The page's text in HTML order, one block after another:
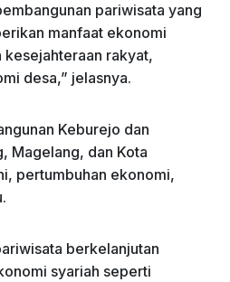
pariwisata yang
manfaat ekonomi
kesejahteraan rakyat,
desa,” jelasnya.
Keburejo dan
Magelang, dan Kota
pertumbuhan ekonomi,
berkelanjutan
syariah seperti